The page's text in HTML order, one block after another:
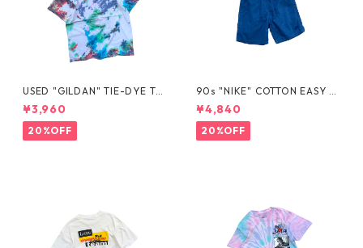
USED "GILDAN" TIE-DYE TE
E
¥3,960
20%OFF
90s "NIKE" COTTON EASY S
HORTS
¥4,840
20%OFF